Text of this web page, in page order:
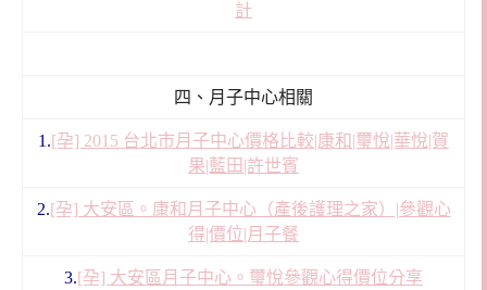
計
四、月子中心相關
1.[孕] 2015 台北市月子中心價格比較|康和|璽悅|華悅|賀
果|藍田|許世賓
2.[孕] 大安區。康和月子中心（產後護理之家）|參觀心
得|價位|月子餐
3.[孕] 大安區月子中心。璽悅參觀心得價位分享